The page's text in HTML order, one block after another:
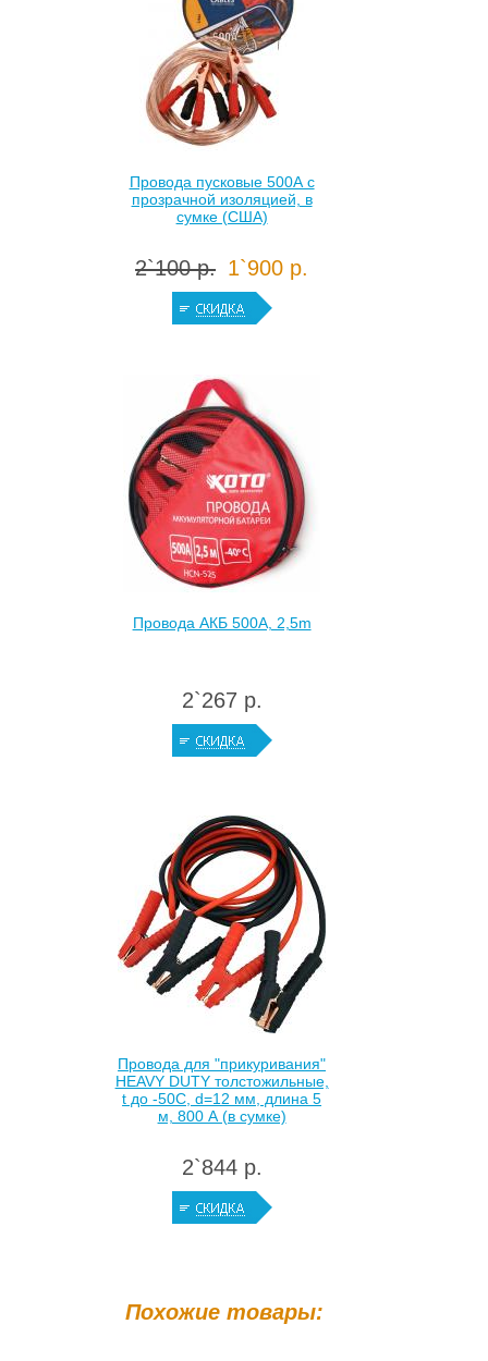
Похожие товары:
Провода пусковые 500А с
прозрачной изоляцией, в
сумке (США)
2`100 р. 1`900 р.
Провода АКБ 500A, 2,5m
2`267 р.
Провода для "прикуривания"
HEAVY DUTY толстожильные,
t до -50С, d=12 мм, длина 5
м, 800 А (в сумке)
2`844 р.